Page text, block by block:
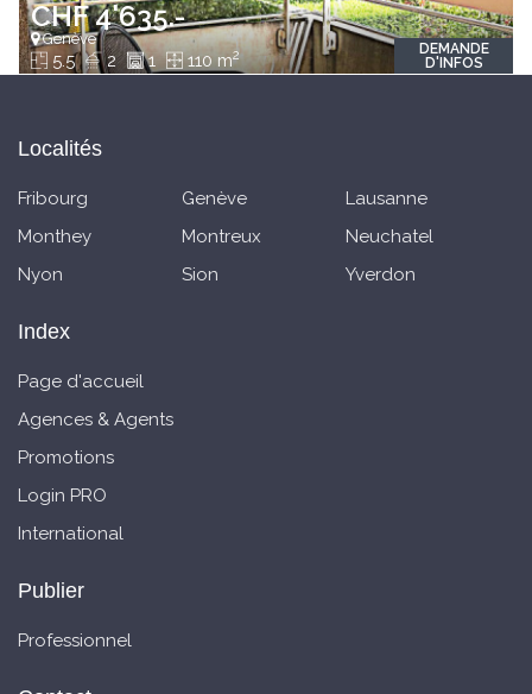
CHF 4'635.-
Genève
5.5 2 1 110 m2
DEMANDE
D'INFOS
Localités
Fribourg Genève
Lausanne
Monthey
Montreux
Neuchatel
Nyon
Sion Yverdon
Index
Page d'accueil
Agences & Agents
Promotions
Login PRO
International
Publier
Professionnel